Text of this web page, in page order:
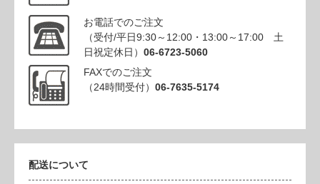
お電話でのご注文
（受付/平日9:30～12:00・13:00～17:00 土
日祝定休日） 06-6723-5060
FAXでのご注文
（24時間受付） 06-7635-5174
配送について